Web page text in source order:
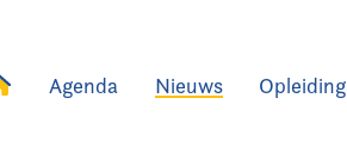
Agenda Nieuws Opleiding